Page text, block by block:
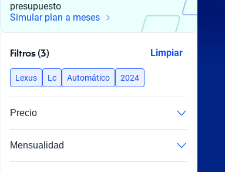
Busca por año
Busca por modelo
Busca por año
presupuesto
Simular plan a meses
Filtros (3) Limpiar
Lexus Lc Automático 2024
Precio
Mensualidad